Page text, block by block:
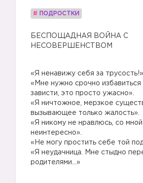
# ПОДРОСТКИ
БЕСПОЩАДНАЯ ВОЙНА С
НЕСОВЕРШЕНСТВОМ
«Я ненавижу себя за трусость!».
«Мне нужно срочно избавиться
зависти, это просто ужасно».
«Я ничтожное, мерзкое
вызывающее только жалость».
«Я никому не нравлюсь, со мной
неинтересно».
«Не могу простить себе той
«Я неудачница. Мне стыдно
родителями…»